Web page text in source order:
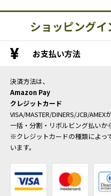
ショッピング
お支払い方法
決済方法は、
Amazon Pay
クレジットカード
VISA/MASTER/DINERS/JCB/AMEX
一括・分割・リボルビング払いか
※クレジットカードの種類によっ
います。